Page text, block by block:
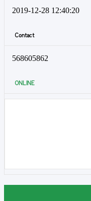
2019-12-28 12:40:20
Contact
568605862
ONLINE